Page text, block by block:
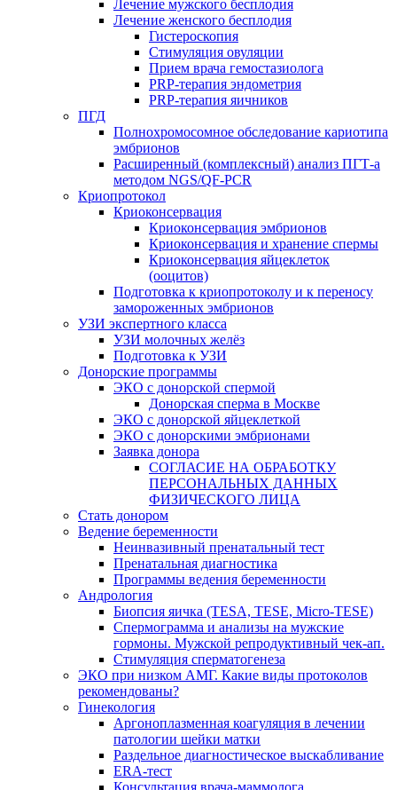
Лечение мужского бесплодия
Лечение женского бесплодия
Гистероскопия
Стимуляция овуляции
Прием врача гемостазиолога
PRP-терапия эндометрия
PRP-терапия яичников
ПГД
Полнохромосомное обследование кариотипа
эмбрионов
Расширенный (комплексный) анализ ПГТ-а
методом NGS/QF-PCR
Криопротокол
Криоконсервация
Криоконсервация эмбрионов
Криоконсервация и хранение спермы
Криоконсервация яйцеклеток
(ооцитов)
Подготовка к криопротоколу и к переносу
замороженных эмбрионов
УЗИ экспертного класса
УЗИ молочных желёз
Подготовка к УЗИ
Донорские программы
ЭКО с донорской спермой
Донорская сперма в Москве
ЭКО с донорской яйцеклеткой
ЭКО с донорскими эмбрионами
Заявка донора
СОГЛАСИЕ НА ОБРАБОТКУ
ПЕРСОНАЛЬНЫХ ДАННЫХ
ФИЗИЧЕСКОГО ЛИЦА
Стать донором
Ведение беременности
Неинвазивный пренатальный тест
Пренатальная диагностика
Программы ведения беременности
Андрология
Биопсия яичка (TESA, TESE, Micro-TESE)
Спермограмма и анализы на мужские
гормоны. Мужской репродуктивный чек-ап.
Стимуляция сперматогенеза
ЭКО при низком АМГ. Какие виды протоколов
рекомендованы?
Гинекология
Аргоноплазменная коагуляция в лечении
патологии шейки матки
Раздельное диагностическое выскабливание
ERA-тест
Консультация врача-маммолога